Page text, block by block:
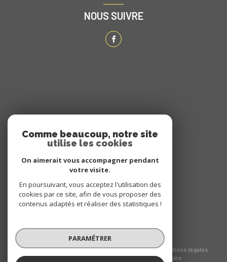
NOUS SUIVRE
NOUS ADHÉRONS
© 2026 | Tous droits réservés
Nos honoraires
Nos partenaires
Mentions légales
Admin
Politique RGPD Cookies
Comme beaucoup, notre site
utilise les cookies
On aimerait vous accompagner pendant
votre visite.
En poursuivant, vous acceptez l'utilisation des
cookies par ce site, afin de vous proposer des
contenus adaptés et réaliser des statistiques !
PARAMÉTRER